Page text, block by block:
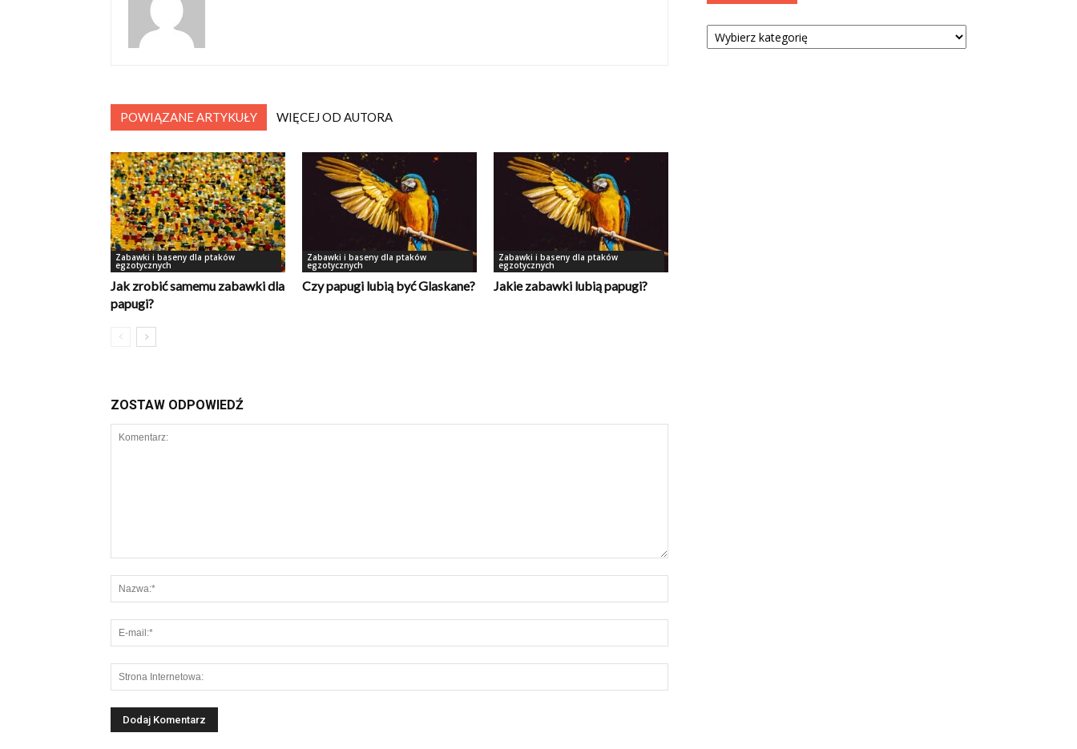
POWIĄZANE ARTYKUŁY WIĘCEJ OD AUTORA
Zabawki i baseny dla ptaków
egzotycznych
Jak zrobić samemu zabawki dla
papugi?
Zabawki i baseny dla ptaków
egzotycznych
Czy papugi lubią być Glaskane?
Zabawki i baseny dla ptaków
egzotycznych
Jakie zabawki lubią papugi?
ZOSTAW ODPOWIEDŹ
Kategorie